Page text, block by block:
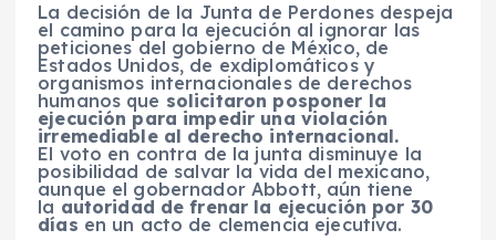
La decisión de la Junta de Perdones despeja
el camino para la ejecución al ignorar las
peticiones del gobierno de México, de
Estados Unidos, de exdiplomáticos y
organismos internacionales de derechos
humanos que solicitaron posponer la
ejecución para impedir una violación
irremediable al derecho internacional.
El voto en contra de la junta disminuye la
posibilidad de salvar la vida del mexicano,
aunque el gobernador Abbott, aún tiene
la autoridad de frenar la ejecución por 30
días en un acto de clemencia ejecutiva.